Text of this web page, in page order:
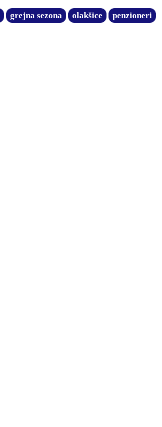
grejna sezona olakšice penzioneri